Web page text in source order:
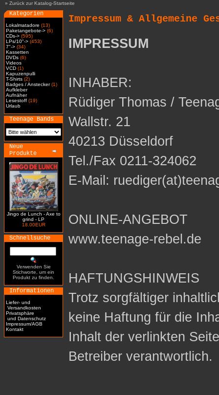
» Zurück zur Katalog-Startseite
Kategorien
Lokalmatadore (13)
Paketangebote-> (6)
CDs-> (595)
LPs/10"-> (453)
7"-> (34)
Kassetten
DVDs (6)
Videos
VCD (1)
Kapuzenpulli
T-Shirts (2)
Badges / Anstecker(1)
Aufkleber
Aufnäher
Lesestoff (19)
Urlaub
Teenage Bands
Neue
Produkte
Jingo de Lunch - Axe to
grind - LP
18.00EUR
Schnellsuche
Verwenden Sie
Stichworte, um ein
Produkt zu finden.
Informationen
Liefer- und
Versandkosten
Privatsphäre
und Datenschutz
Impressum/AGB
Kontakt
Impressum & Allgemeine
IMPRESSUM
INHABER:
Rüdiger Thomas /
Wallstr. 21
40213 Düsseldorf
Tel./Fax 0211-324062
E-Mail:
ONLINE-ANGEBOT
www.teenage-rebel.de
HAFTUNGSHINWEIS
Trotz sorgfältiger
keine Haftung für die
Inhalt der verlinkten
Betreiber verantwortlich.